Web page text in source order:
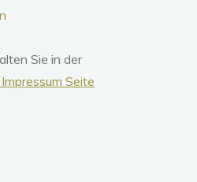
Sie in der
Seite